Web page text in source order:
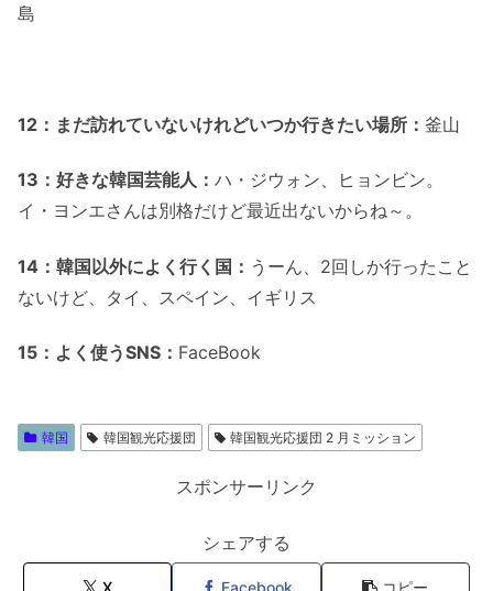
島
12：まだ訪れていないけれどいつか行きたい場所： 釜山
13：好きな韓国芸能人： ハ・ジウォン、ヒョンビン。
イ・ヨンエさんは別格だけど最近出ないからね～。
14：韓国以外によく行く国： うーん、2回しか行ったこと
ないけど、タイ、スペイン、イギリス
15：よく使うSNS： FaceBook
韓国 韓国観光応援団 韓国観光応援団 2 月ミッション
スポンサーリンク
シェアする